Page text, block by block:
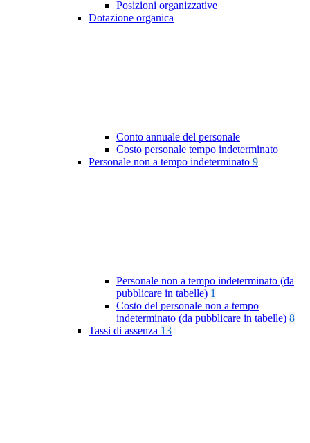
Posizioni organizzative
Dotazione organica
Conto annuale del personale
Costo personale tempo indeterminato
Personale non a tempo indeterminato 9
Personale non a tempo indeterminato (da
pubblicare in tabelle) 1
Costo del personale non a tempo
indeterminato (da pubblicare in tabelle) 8
Tassi di assenza 13